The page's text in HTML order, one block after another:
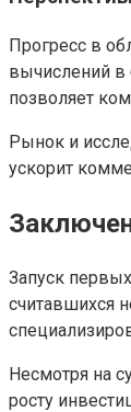
Прогресс в
вычислений в
позволяет
Рынок и
ускорит
Запуск
считавшихся
Несмотря на
росту